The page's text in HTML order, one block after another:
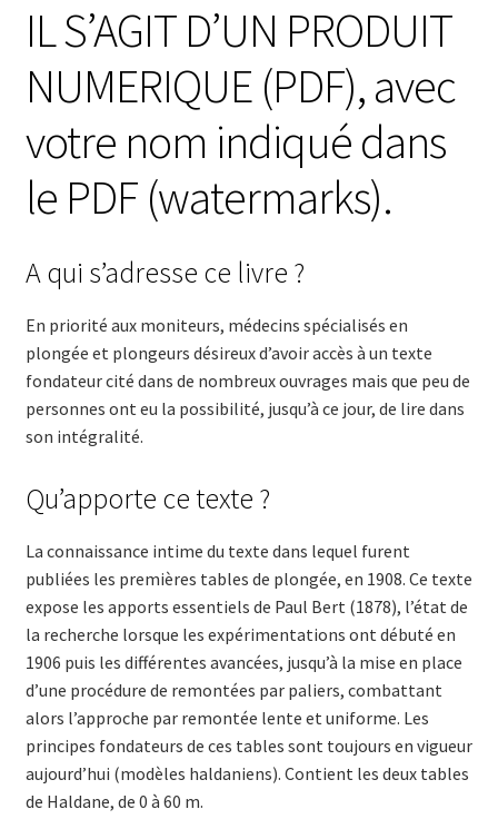
IL S’AGIT D’UN PRODUIT
NUMERIQUE (PDF), avec
votre nom indiqué dans
le PDF (watermarks).
A qui s’adresse ce livre ?
En priorité aux moniteurs, médecins spécialisés en
plongée et plongeurs désireux d’avoir accès à un texte
fondateur cité dans de nombreux ouvrages mais que peu de
personnes ont eu la possibilité, jusqu’à ce jour, de lire dans
son intégralité.
Qu’apporte ce texte ?
La connaissance intime du texte dans lequel furent
publiées les premières tables de plongée, en 1908. Ce texte
expose les apports essentiels de Paul Bert (1878), l’état de
la recherche lorsque les expérimentations ont débuté en
1906 puis les différentes avancées, jusqu’à la mise en place
d’une procédure de remontées par paliers, combattant
alors l’approche par remontée lente et uniforme. Les
principes fondateurs de ces tables sont toujours en vigueur
aujourd’hui (modèles haldaniens). Contient les deux tables
de Haldane, de 0 à 60 m.